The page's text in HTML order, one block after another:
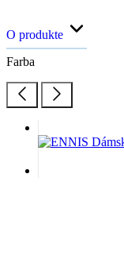
O produkte
Farba